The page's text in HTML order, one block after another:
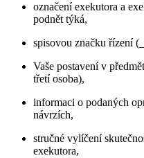
označení exekutora a
podnět týká,
spisovou značku řízení
Vaše postavení v
třetí osoba),
informaci o podaných
návrzích,
stručné vylíčení
exekutora,